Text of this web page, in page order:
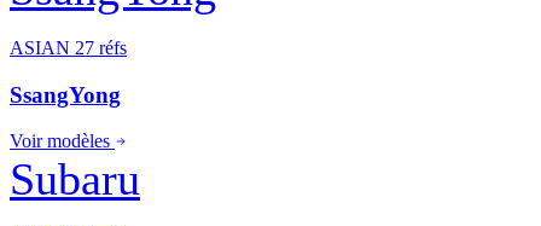
ASIAN 27 réfs
SsangYong
Voir modèles
Subaru